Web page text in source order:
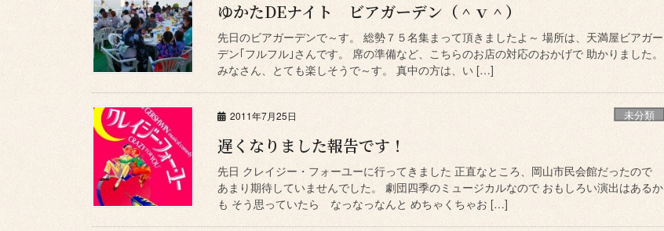
ゆかたDEナイト ビアガーデン（＾ｖ＾）
先日のビアガーデンで～す。 総勢７５名集まって頂きましたよ～ 場所は、天満屋ビアガー
デン｢フルフル｣さんです。 席の準備など、こちらのお店の対応のおかげで 助かりました。
みなさん、とても楽しそうで～す。 真中の方は、い […]
2011年7月25日 未分類
遅くなりました報告です！
先日 クレイジー・フォーユーに行ってきました 正直なところ、岡山市民会館だったので
あまり期待していませんでした。 劇団四季のミュージカルなので おもしろい演出はあるか
も そう思っていたら なっなっなんと めちゃくちゃお […]